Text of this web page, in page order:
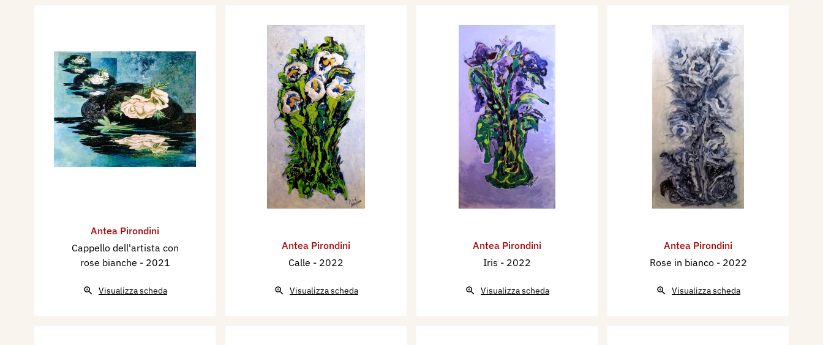
Antea Pirondini
Cappello dell'artista con
rose bianche - 2021
Visualizza scheda
Antea Pirondini
Calle - 2022
Visualizza scheda
Antea Pirondini
Iris - 2022
Visualizza scheda
Antea Pirondini
Rose in bianco - 2022
Visualizza scheda